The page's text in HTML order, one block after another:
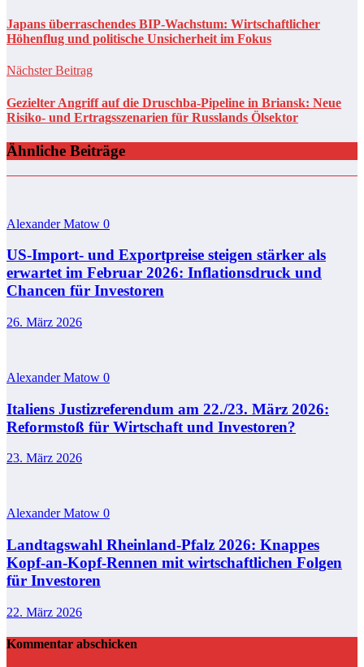
Japans überraschendes BIP-Wachstum: Wirtschaftlicher
Höhenflug und politische Unsicherheit im Fokus
Nächster Beitrag
Gezielter Angriff auf die Druschba-Pipeline in Briansk: Neue
Risiko- und Ertragsszenarien für Russlands Ölsektor
Ähnliche Beiträge
Alexander Matow 0
US-Import- und Exportpreise steigen stärker als
erwartet im Februar 2026: Inflationsdruck und
Chancen für Investoren
26. März 2026
Alexander Matow 0
Italiens Justizreferendum am 22./23. März 2026:
Reformstoß für Wirtschaft und Investoren?
23. März 2026
Alexander Matow 0
Landtagswahl Rheinland-Pfalz 2026: Knappes
Kopf-an-Kopf-Rennen mit wirtschaftlichen Folgen
für Investoren
22. März 2026
Kommentar abschicken